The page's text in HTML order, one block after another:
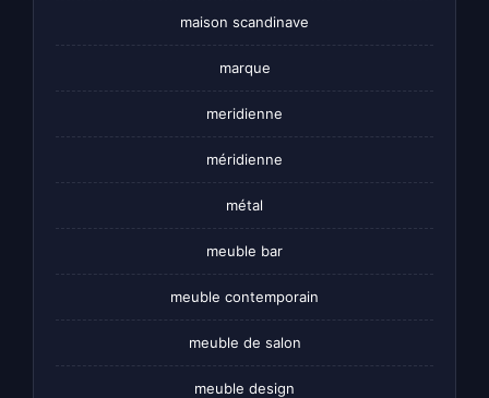
maison scandinave
marque
meridienne
méridienne
métal
meuble bar
meuble contemporain
meuble de salon
meuble design